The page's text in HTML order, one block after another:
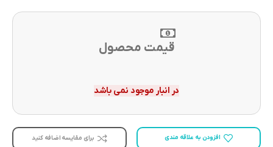
قیمت محصول
در انبار موجود نمی باشد
افزودن به علاقه مندی برای مقایسه اضافه کنید